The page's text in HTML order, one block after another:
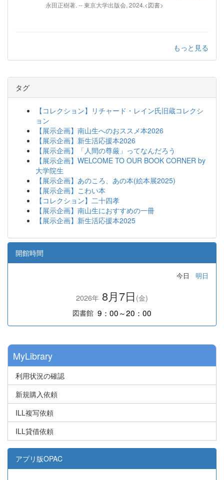
永田正樹著. -- 東京大学出版会, 2024.<図書>
もっと見る
タグ
【コレクション】リチャード・レイン氏旧蔵コレクシ
ョン
【展示企画】南山生へのおススメ本2026
【展示企画】新生活応援本2026
【展示企画】「人間の尊厳」ってなんだろう
【展示企画】WELCOME TO OUR BOOK CORNER by
大学院生
【展示企画】あのころ、あの本(絵本展2025)
【展示企画】こわい本
【コレクション】二十四孝
【展示企画】南山生におすすめの一冊
【展示企画】新生活応援本2025
開館時間
今日 明日
2026年 8月7日 (金)
図書館 9：00～20：00
MyLibrary
利用状況の確認
新規購入依頼
ILL複写依頼
ILL貸借依頼
アプリ版OPAC